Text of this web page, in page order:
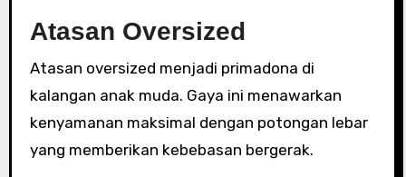
Atasan Oversized
Atasan oversized menjadi primadona di
kalangan anak muda. Gaya ini menawarkan
kenyamanan maksimal dengan potongan lebar
yang memberikan kebebasan bergerak.